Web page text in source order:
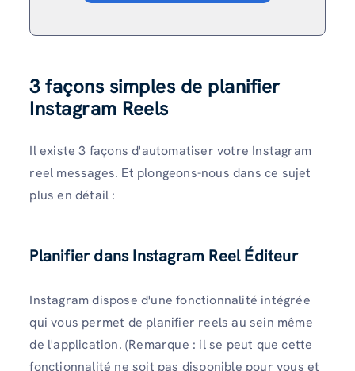
3 façons simples de planifier
Instagram Reels
Il existe 3 façons d'automatiser votre Instagram
reel messages. Et plongeons-nous dans ce sujet
plus en détail :
Planifier dans Instagram Reel Éditeur
Instagram dispose d'une fonctionnalité intégrée
qui vous permet de planifier reels au sein même
de l'application. (Remarque : il se peut que cette
fonctionnalité ne soit pas disponible pour vous et